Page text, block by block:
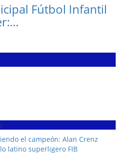
Fútbol Infantil